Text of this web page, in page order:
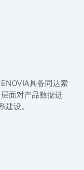
具备同达索
面对产品数据进
设。